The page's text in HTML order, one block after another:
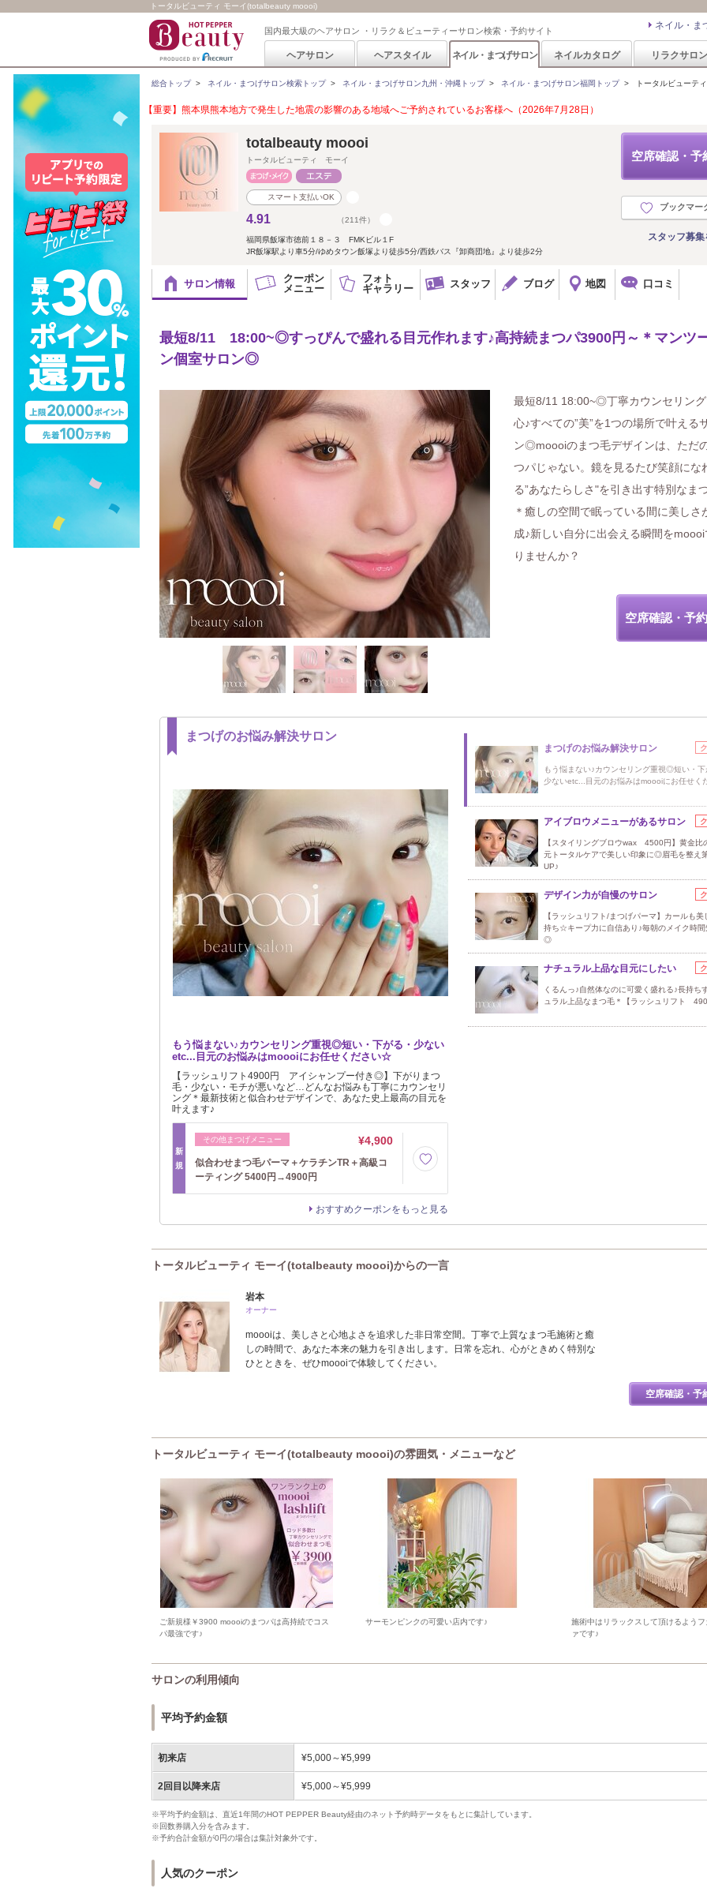
トータルビューティ モーイ(totalbeauty moooi)
国内最大級のヘアサロン ・リラク＆ビューティーサロン検索・予約サイト ネイル・ま
ヘアサロン ヘアスタイル ネイル・まつげサロン ネイルカタログ リラクサロン
総合トップ> ネイル・まつげサロン検索トップ> ネイル・まつげサロン九州・沖縄トップ> ネイル・まつげサロン福岡トップ> トータルビューテ
【重要】熊本県熊本地方で発生した地震の影響のある地域へご予約されているお客様へ（2026年7月28日）
空席確認・予
ブックマー
スタッフ募
totalbeauty moooi
トータルビューティ モーイ
スマート支払いOK
4.91 （211件）
福岡県飯塚市徳前１８－３ FMKビル１F
JR飯塚駅より車5分/ゆめタウン飯塚より徒歩5分/西鉄バス『卸商団地』より徒歩2分
サロン情報
クーポン
メニュー
フォト
ギャラリー
スタッフ ブログ 地図 口コミ
最短8/11 18:00~◎すっぴんで盛れる目元作れます♪高持続まつパ3900円～＊マンツ
ン個室サロン◎
最短8/11 18:00~◎丁寧カウンセリン
心♪すべての”美”を1つの場所で叶える
ン◎moooiのまつ毛デザインは、ただ
つパじゃない。鏡を見るたび笑顔にな
る”あなたらしさ"を引き出す特別なま
＊癒しの空間で眠っている間に美しさ
成♪新しい自分に出会える瞬間をmoooi
りませんか？
空席確認・予
まつげのお悩み解決サロン
もう悩まない♪カウンセリング重視◎短い・下がる・少ない
etc...目元のお悩みはmoooiにお任せください☆
【ラッシュリフト4900円 アイシャンプー付き◎】下がりまつ
毛・少ない・モチが悪いなど…どんなお悩みも丁寧にカウンセリ
ング＊最新技術と似合わせデザインで、あなた史上最高の目元を
叶えます♪
新
規
その他まつげメニュー ¥4,900
似合わせまつ毛パーマ＋ケラチンTR＋高級コ
ーティング 5400円→4900円
おすすめクーポンをもっと見る
まつげのお悩み解決サロン
もう悩まない♪カウンセリング重視◎短い・下
少ないetc...目元のお悩みはmoooiにお任せく
アイブロウメニューがあるサロン
【スタイリングブロウwax 4500円】黄金比
元トータルケアで美しい印象に◎眉毛を整え
UP♪
デザイン力が自慢のサロン
【ラッシュリフト/まつげパーマ】カールも美
持ち☆キープ力に自信あり♪毎朝のメイク時間
◎
ナチュラル上品な目元にしたい
くるんっ♪自然体なのに可愛く盛れる♪長持ち
ュラル上品なまつ毛＊【ラッシュリフト
トータルビューティ モーイ(totalbeauty moooi)からの一言
岩本
オーナー
moooiは、美しさと心地よさを追求した非日常空間。丁寧で上質なまつ毛施術と癒
しの時間で、あなた本来の魅力を引き出します。日常を忘れ、心がときめく特別な
ひとときを、ぜひmoooiで体験してください。
空席確認・予
トータルビューティ モーイ(totalbeauty moooi)の雰囲気・メニューなど
ご新規様￥3900 moooiのまつパは高持続でコス
パ最強です♪
サーモンピンクの可愛い店内です♪
施術中はリラックスして頂けるよう
ァです♪
サロンの利用傾向
平均予約金額
初来店 ¥5,000～¥5,999
2回目以降来店 ¥5,000～¥5,999
※平均予約金額は、直近1年間のHOT PEPPER Beauty経由のネット予約時データをもとに集計しています。
※回数券購入分を含みます。
※予約合計金額が0円の場合は集計対象外です。
人気のクーポン